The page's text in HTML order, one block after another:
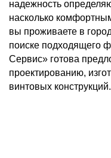
надежность
насколько
вы проживаете в
поиске подходящего
Сервис» готова
проектированию,
винтовых конструкций.